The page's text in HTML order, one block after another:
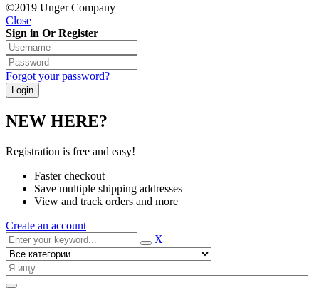
©2019 Unger Company
Close
Sign in Or Register
Forgot your password?
NEW HERE?
Registration is free and easy!
Faster checkout
Save multiple shipping addresses
View and track orders and more
Create an account
X